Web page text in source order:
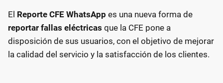
El Reporte CFE WhatsApp es una nueva forma de
reportar fallas eléctricas que la CFE pone a
disposición de sus usuarios, con el objetivo de mejorar
la calidad del servicio y la satisfacción de los clientes.